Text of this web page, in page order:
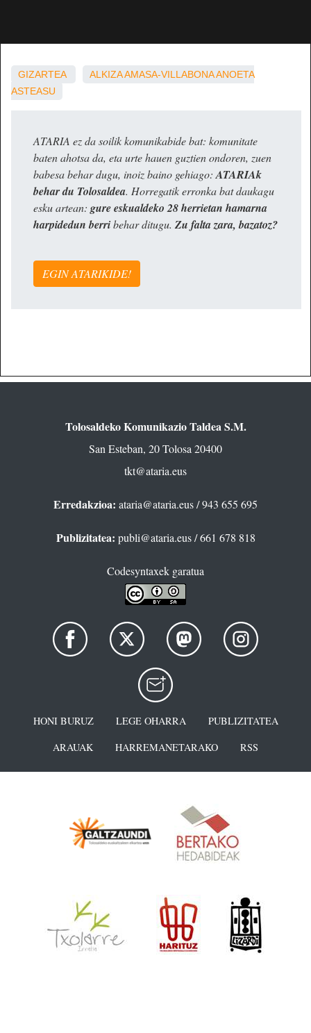
GIZARTEA ALKIZAAMASA-VILLABONAANOETA
ASTEASU
ATARIA ez da soilik komunikabide bat: komunitate
baten ahotsa da, eta urte hauen guztien ondoren, zuen
babesa behar dugu, inoiz baino gehiago: ATARIAk
behar du Tolosaldea. Horregatik erronka bat daukagu
esku artean: gure eskualdeko 28 herrietan hamarna
harpidedun berribehar ditugu. Zu falta zara, bazatoz?
EGIN ATARIKIDE!
Tolosaldeko Komunikazio Taldea S.M.
San Esteban, 20 Tolosa 20400
tkt@ataria.eus
Erredakzioa: ataria@ataria.eus/ 943 655 695
Publizitatea: publi@ataria.eus/ 661 678 818
Codesyntaxek garatua
HONI BURUZ LEGE OHARRA
PUBLIZITATEA
ARAUAK
HARREMANETARAKO RSS